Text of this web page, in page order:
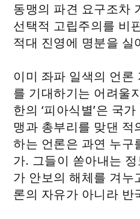
동맹의 파견 요구조차
선택적 고립주의를 비
적대 진영에 명분을 실
이미 좌파 일색의 언론
를 기대하기는 어려울
한의 ‘피아식별’은 국
맹과 총부리를 맞댄 적
하는 언론은 과연 누구
가. 그들이 쏟아내는
가 안보의 해체를 겨누
론의 자유가 아니라 반